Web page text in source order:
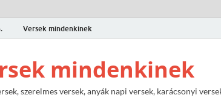
Versek mindenkinek
mindenkinek
szerelmes versek, anyák napi versek, karácsonyi